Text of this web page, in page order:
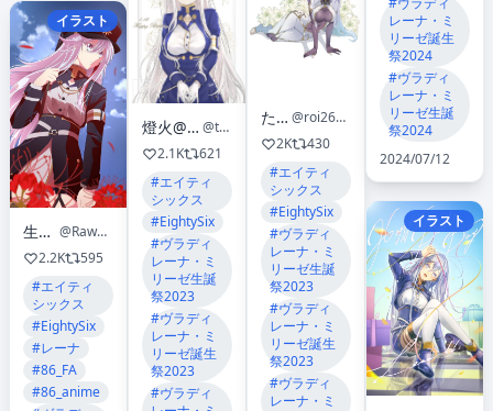
イラスト
生牡蠣さん
@RawOysters2020
2.2K
595
#エイティ
シックス
#EightySix
#レーナ
#86_FA
#86_anime
燈火@シレ🛁本再販中
@th_clue024
2.1K
621
#エイティ
シックス
#EightySix
#ヴラディ
レーナ・ミ
リーゼ生誕
祭2023
#ヴラディ
レーナ・ミ
リーゼ誕生
祭2023
#ヴラディ
たじみ
@roi26907644
2K
430
#エイティ
シックス
#EightySix
#ヴラディ
レーナ・ミ
リーゼ生誕
祭2023
#ヴラディ
レーナ・ミ
リーゼ誕生
祭2023
#ヴラディ
レーナ・ミ
レーナ・ミ
リーゼ誕生
祭2024
#ヴラディ
レーナ・ミ
リーゼ生誕
祭2024
2024/07/12
イラスト